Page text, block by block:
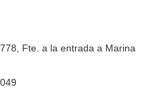
Fte. a la entrada a Marina